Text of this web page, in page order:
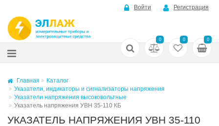
Войти Регистрация
0 0 0
Главная
Каталог
Указатели, индикаторы и сигнализаторы напряжения
Указатели напряжения высоковольтные
Указатель напряжения УВН 35-110 КБ
УКАЗАТЕЛЬ НАПРЯЖЕНИЯ УВН 35-110